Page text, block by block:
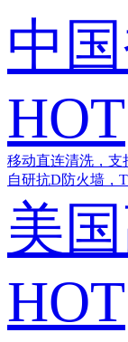
中
HOT
移动直连清洗，支
自研抗D防火墙，
美
HOT